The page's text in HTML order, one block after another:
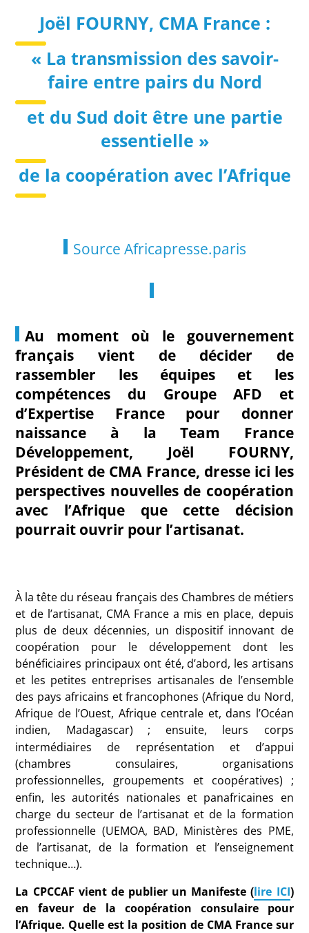
Joël FOURNY, CMA France :
« La transmission des savoir-
faire entre pairs du Nord
et du Sud doit être une partie
essentielle »
de la coopération avec l’Afrique
Source Africapresse.paris
Au moment où le gouvernement
français vient de décider de
rassembler les équipes et les
compétences du Groupe AFD et
d’Expertise France pour donner
naissance à la Team France
Développement, Joël FOURNY,
Président de CMA France, dresse ici les
perspectives nouvelles de coopération
avec l’Afrique que cette décision
pourrait ouvrir pour l’artisanat.
À la tête du réseau français des Chambres de métiers
et de l’artisanat, CMA France a mis en place, depuis
plus de deux décennies, un dispositif innovant de
coopération pour le développement dont les
bénéficiaires principaux ont été, d’abord, les artisans
et les petites entreprises artisanales de l’ensemble
des pays africains et francophones (Afrique du Nord,
Afrique de l’Ouest, Afrique centrale et, dans l’Océan
indien, Madagascar)
; ensuite, leurs corps
intermédiaires de représentation et d’appui
(chambres consulaires, organisations
professionnelles, groupements et coopératives)
;
enfin, les autorités nationales et panafricaines en
charge du secteur de l’artisanat et de la formation
professionnelle (UEMOA, BAD, Ministères des PME,
de l’artisanat, de la formation et l’enseignement
technique…).
La CPCCAF vient de publier un Manifeste (lire ICI)
en faveur de la coopération consulaire pour
l’Afrique. Quelle est la position de CMA France sur